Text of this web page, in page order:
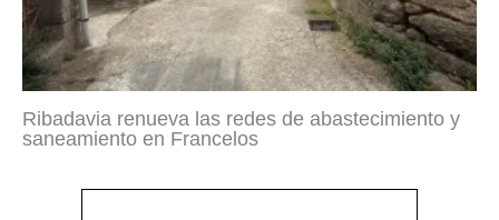
Ribadavia renueva las redes de abastecimiento y
saneamiento en Francelos